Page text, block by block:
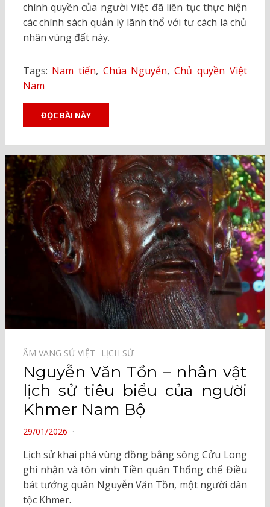
chính quyền của người Việt đã liên tục thực hiện
các chính sách quản lý lãnh thổ với tư cách là chủ
nhân vùng đất này.
Tags: Nam tiến, Chúa Nguyễn,Chủ quyền Việt
Nam
ĐỌC BÀI NÀY
ÂM VANG SỬ VIỆT⠀ LỊCH SỬ⠀
Nguyễn Văn Tồn – nhân vật
lịch sử tiêu biểu của người
Khmer Nam Bộ
POSTED
29/01/2026
Lịch sử khai phá vùng đồng bằng sông Cửu Long
ghi nhận và tôn vinh Tiền quân Thống chế Điều
bát tướng quân Nguyễn Văn Tồn, một người dân
tộc Khmer.